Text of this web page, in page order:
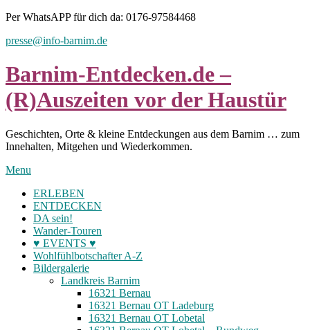
Skip
content
Per WhatsAPP für dich da: 0176-97584468
presse@info-barnim.de
Barnim-Entdecken.de –
(R)Auszeiten vor der Haustür
Geschichten, Orte & kleine Entdeckungen aus dem Barnim … zum
Innehalten, Mitgehen und Wiederkommen.
Menu
ERLEBEN
ENTDECKEN
DA sein!
Wander-Touren
♥ EVENTS ♥
Wohlfühlbotschafter A-Z
Bildergalerie
Landkreis Barnim
16321 Bernau
16321 Bernau OT Ladeburg
16321 Bernau OT Lobetal